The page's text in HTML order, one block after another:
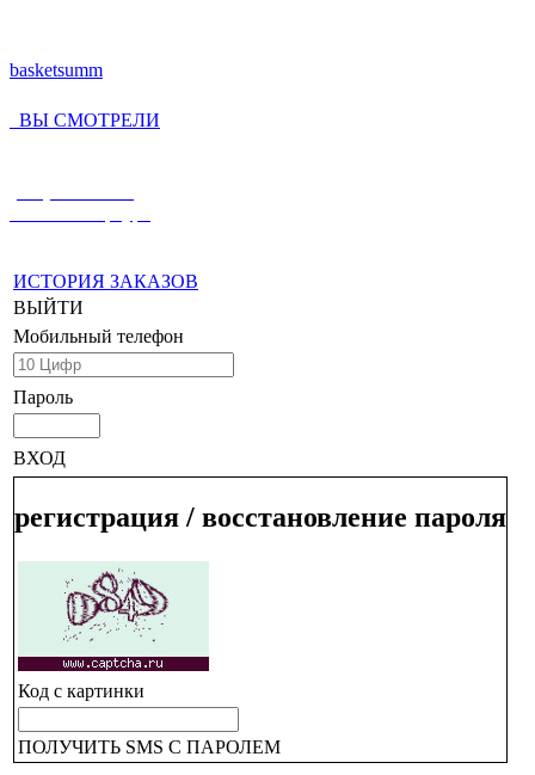
basketsumm
ВЫ СМОТРЕЛИ
ИСТОРИЯ ЗАКАЗОВ
ВЫЙТИ
Мобильный телефон
Пароль
ВХОД
регистрация / восстановление пароля
Код с картинки
ПОЛУЧИТЬ SMS С ПАРОЛЕМ